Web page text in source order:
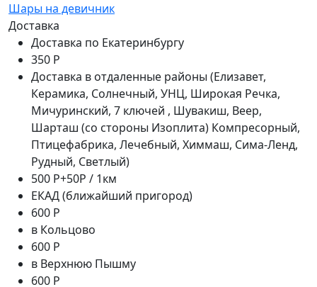
Шары на девичник
Доставка
Доставка по Екатеринбургу
350 Р
Доставка в отдаленные районы (Елизавет,
Керамика, Солнечный, УНЦ, Широкая Речка,
Мичуринский, 7 ключей , Шувакиш, Веер,
Шарташ (со стороны Изоплита) Компресорный,
Птицефабрика, Лечебный, Химмаш, Сима-Ленд,
Рудный, Светлый)
500 Р+50Р / 1км
ЕКАД (ближайший пригород)
600 Р
в Кольцово
600 Р
в Верхнюю Пышму
600 Р